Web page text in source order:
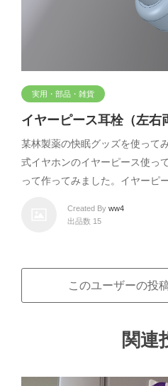
実用・部品・雑貨
イヤーピース耳栓（左右
某林製薬の快眠グッズを使って
式イヤホンのイヤーピース使っ
って作ってみました。イヤーピ
Created By ww4
出品数 15
このユーザーの投
関連